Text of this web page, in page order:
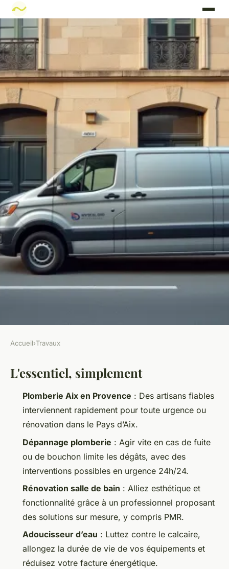
Besoin d'un plombier à Aix en
Provence ? Trouvez votre
artisan promptement
•
Accueil›Travaux
L'essentiel, simplement
Plomberie Aix en Provence : Des artisans fiables
interviennent rapidement pour toute urgence ou
rénovation dans le Pays d’Aix.
Dépannage plomberie : Agir vite en cas de fuite
ou de bouchon limite les dégâts, avec des
interventions possibles en urgence 24h/24.
Rénovation salle de bain : Alliez esthétique et
fonctionnalité grâce à un professionnel proposant
des solutions sur mesure, y compris PMR.
Adoucisseur d’eau : Luttez contre le calcaire,
allongez la durée de vie de vos équipements et
réduisez votre facture énergétique.